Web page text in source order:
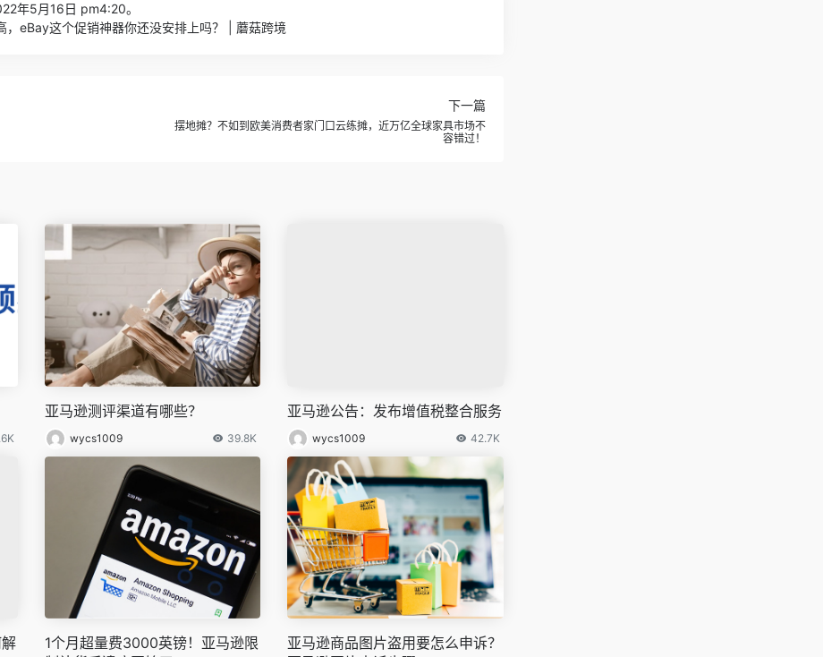
年5月16日 pm4:20。
，eBay这个促销神器你还没安排上吗？ | 蘑菇跨境
下一篇
摆地摊？不如到欧美消费者家门口云练摊，近万亿全球家具市场不
容错过！
亚马逊测评渠道有哪些？
wycs1009 39.8K
​亚马逊公告：发布增值税整合服务
wycs1009 42.7K
1个月超量费3000英镑！亚马逊限
亚马逊商品图片盗用要怎么申诉？